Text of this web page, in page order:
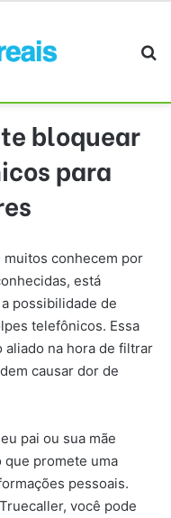
bloquear
para
muitos conhecem por
está
possibilidade de
telefônicos. Essa
na hora de filtrar
causar dor de
pai ou sua mãe
que promete uma
pessoais.
você pode